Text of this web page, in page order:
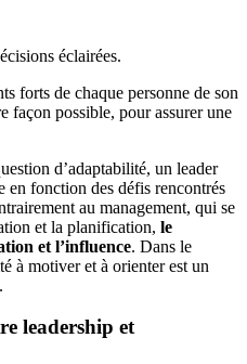
éclairées.
forts de chaque personne de son
façon possible, pour assurer une
d’adaptabilité, un leader
en fonction des défis rencontrés
au management, qui se
et la planification, le
et l’influence. Dans le
à motiver et à orienter est un
leadership et